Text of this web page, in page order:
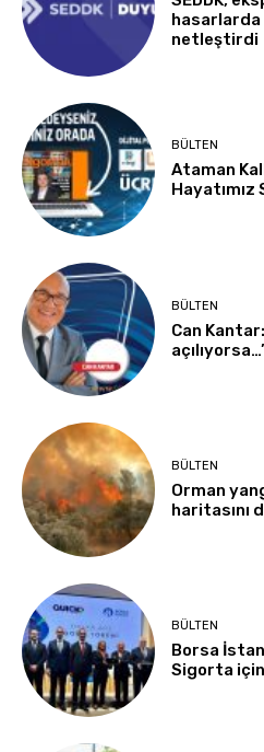
hasarlarda
netleştirdi
BÜLTEN
Ataman
Hayatımız
BÜLTEN
Can
BÜLTEN
Orman
haritasını
BÜLTEN
Borsa
Sigorta için